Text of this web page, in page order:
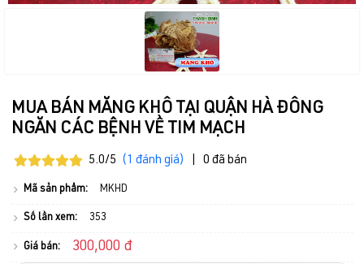
MUA BÁN MĂNG KHÔ TẠI QUẬN HÀ ĐÔNG
NGĂN CÁC BỆNH VỀ TIM MẠCH
5.0/5 (1 đánh giá) 0 đã bán
Mã sản phẩm: MKHD
Số lần xem: 353
Giá bán: 300,000 đ